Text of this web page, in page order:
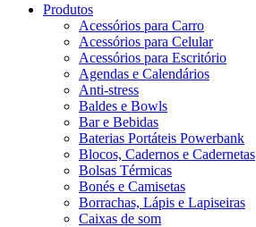
Produtos
Acessórios para Carro
Acessórios para Celular
Acessórios para Escritório
Agendas e Calendários
Anti-stress
Baldes e Bowls
Bar e Bebidas
Baterias Portáteis Powerbank
Blocos, Cadernos e Cadernetas
Bolsas Térmicas
Bonés e Camisetas
Borrachas, Lápis e Lapiseiras
Caixas de som